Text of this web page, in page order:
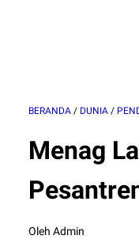
BERANDA / DUNIA /
Menag
Oleh Admin